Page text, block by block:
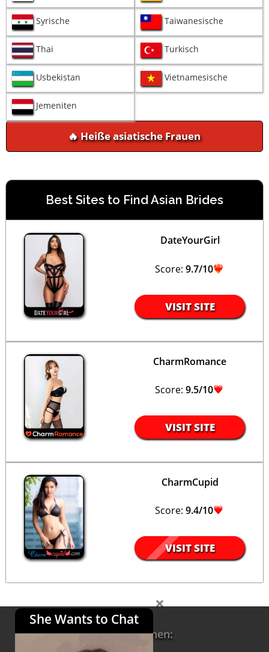
Syrische Taiwanesische
Thai Turkisch
Usbekistan Vietnamesische
Jemeniten
🔥 Heiße asiatische Frauen
Best Sites to Find Asian Brides
DateYourGirl
Score: 9.7/10
VISIT SITE
CharmRomance
Score: 9.5/10
VISIT SITE
CharmCupid
Score: 9.4/10
VISIT SITE
Informationen:
She Wants to Chat
×